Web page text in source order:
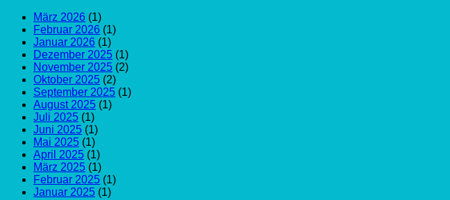
März 2026 (1)
Februar 2026 (1)
Januar 2026 (1)
Dezember 2025 (1)
November 2025 (2)
Oktober 2025 (2)
September 2025 (1)
August 2025 (1)
Juli 2025 (1)
Juni 2025 (1)
Mai 2025 (1)
April 2025 (1)
März 2025 (1)
Februar 2025 (1)
Januar 2025 (1)